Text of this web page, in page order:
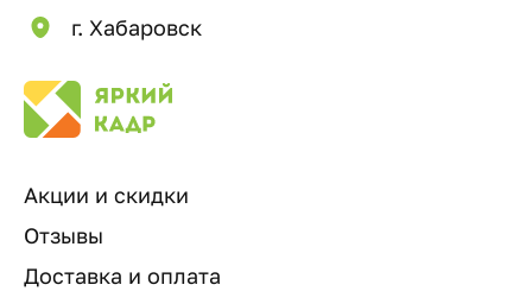
г. Хабаровск
Акции и скидки
Отзывы
Доставка и оплата